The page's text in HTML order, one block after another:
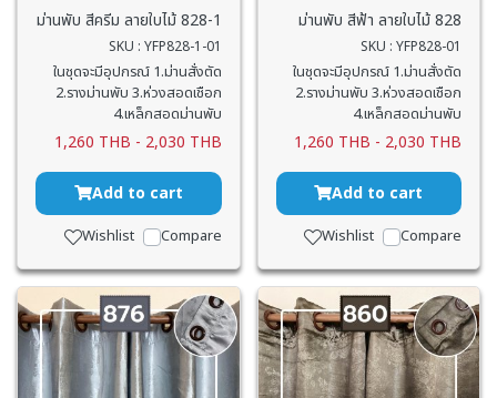
ม่านพับ สีครีม ลายใบไม้ 828-1
SKU : YFP828-1-01
ในชุดจะมีอุปกรณ์ 1.ม่านสั่งตัด
2.รางม่านพับ 3.ห่วงสอดเชือก
4.เหล็กสอดม่านพับ
1,260 THB - 2,030 THB
Add to cart
Wishlist Compare
ม่านพับ สีฟ้า ลายใบไม้ 828
SKU : YFP828-01
ในชุดจะมีอุปกรณ์ 1.ม่านสั่งตัด
2.รางม่านพับ 3.ห่วงสอดเชือก
4.เหล็กสอดม่านพับ
1,260 THB - 2,030 THB
Add to cart
Wishlist Compare